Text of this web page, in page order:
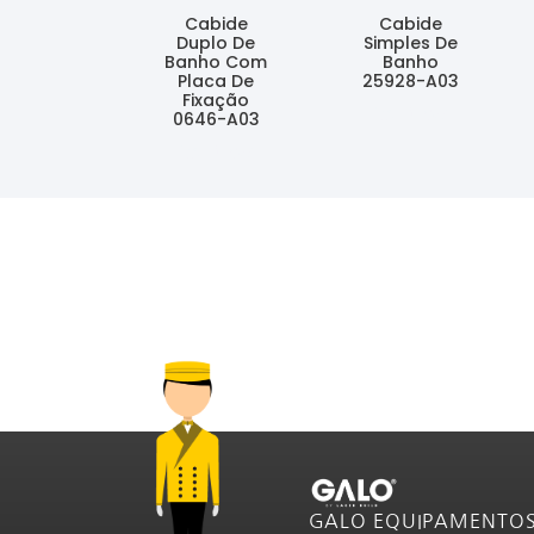
Cabide
Duplo De
Banho Com
Placa De
Fixação
0646-A03
Cabide
Simples De
Banho
25928-A03
GALO